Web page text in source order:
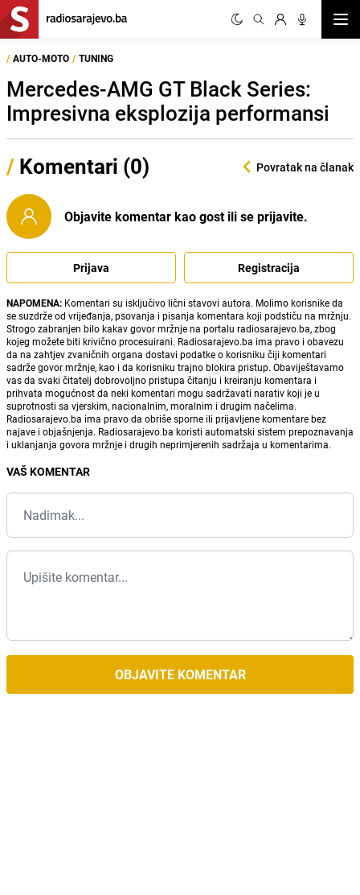
/ AUTO-MOTO / TUNING
Mercedes-AMG GT Black Series:
Impresivna eksplozija performansi
/ Komentari (0) Povratak na članak
Objavite komentar kao gost ili se prijavite.
Prijava Registracija
NAPOMENA: Komentari su isključivo lični stavovi autora. Molimo korisnike da
se suzdrže od vrijeđanja, psovanja i pisanja komentara koji podstiču na mržnju.
Strogo zabranjen bilo kakav govor mržnje na portalu radiosarajevo.ba, zbog
kojeg možete biti krivično procesuirani. Radiosarajevo.ba ima pravo i obavezu
da na zahtjev zvaničnih organa dostavi podatke o korisniku čiji komentari
sadrže govor mržnje, kao i da korisniku trajno blokira pristup. Obaviještavamo
vas da svaki čitatelj dobrovoljno pristupa čitanju i kreiranju komentara i
prihvata mogućnost da neki komentari mogu sadržavati narativ koji je u
suprotnosti sa vjerskim, nacionalnim, moralnim i drugim načelima.
Radiosarajevo.ba ima pravo da obriše sporne ili prijavljene komentare bez
najave i objašnjenja. Radiosarajevo.ba koristi automatski sistem prepoznavanja
i uklanjanja govora mržnje i drugih neprimjerenih sadržaja u komentarima.
VAŠ KOMENTAR
OBJAVITE KOMENTAR